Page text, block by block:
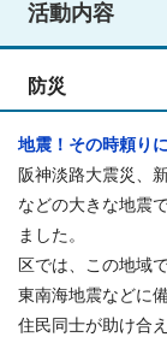
活動内容
防災
地震！その時頼り
阪神淡路大震災、
などの大きな地震
ました。
区では、この地域
東南海地震などに
住民同士が助け合